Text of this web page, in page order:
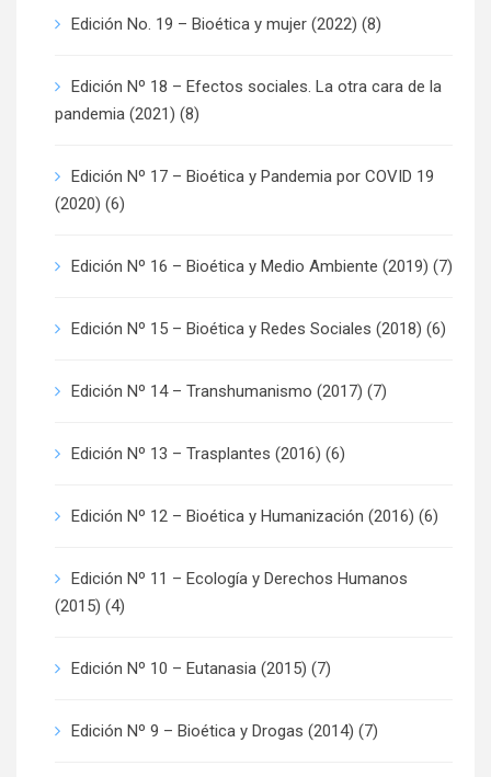
Edición No. 19 – Bioética y mujer (2022) (8)
Edición Nº 18 – Efectos sociales. La otra cara de la
pandemia (2021) (8)
Edición Nº 17 – Bioética y Pandemia por COVID 19
(2020) (6)
Edición Nº 16 – Bioética y Medio Ambiente (2019) (7)
Edición Nº 15 – Bioética y Redes Sociales (2018) (6)
Edición Nº 14 – Transhumanismo (2017) (7)
Edición Nº 13 – Trasplantes (2016) (6)
Edición Nº 12 – Bioética y Humanización (2016) (6)
Edición Nº 11 – Ecología y Derechos Humanos
(2015) (4)
Edición Nº 10 – Eutanasia (2015) (7)
Edición Nº 9 – Bioética y Drogas (2014) (7)